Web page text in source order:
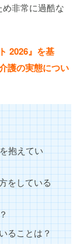
非常に過酷な
2026』を基
護の実態につい
抱えてい
をしている
ることは？